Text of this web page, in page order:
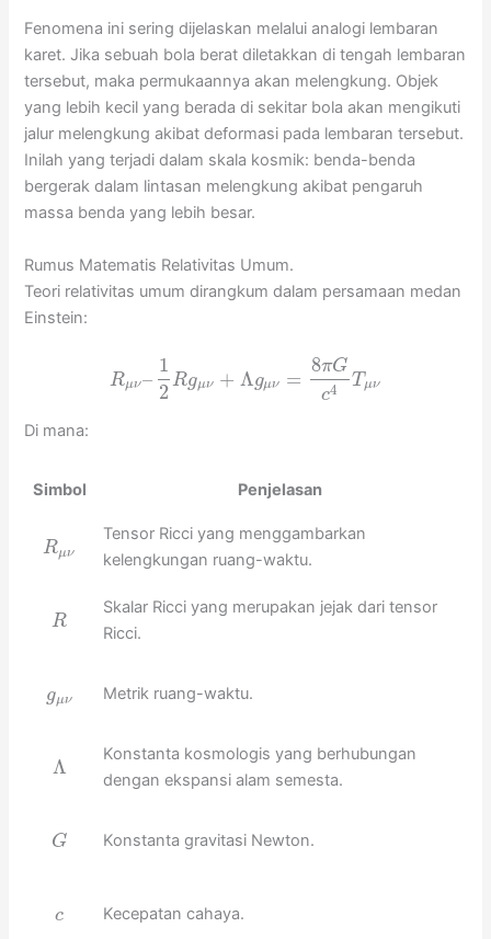
Fenomena ini sering dijelaskan melalui analogi lembaran
karet. Jika sebuah bola berat diletakkan di tengah lembaran
tersebut, maka permukaannya akan melengkung. Objek
yang lebih kecil yang berada di sekitar bola akan mengikuti
jalur melengkung akibat deformasi pada lembaran tersebut.
Inilah yang terjadi dalam skala kosmik: benda-benda
bergerak dalam lintasan melengkung akibat pengaruh
massa benda yang lebih besar.
Rumus Matematis Relativitas Umum.
Teori relativitas umum dirangkum dalam persamaan medan
Einstein:
Rμν –
1
2
Rgμν + Λgμν =
8πG
c4
Tμν
Di mana:
Simbol Penjelasan
Rμν
Tensor Ricci yang menggambarkan
kelengkungan ruang-waktu.
R
Skalar Ricci yang merupakan jejak dari tensor
Ricci.
gμν Metrik ruang-waktu.
Λ
Konstanta kosmologis yang berhubungan
dengan ekspansi alam semesta.
G Konstanta gravitasi Newton.
c Kecepatan cahaya.